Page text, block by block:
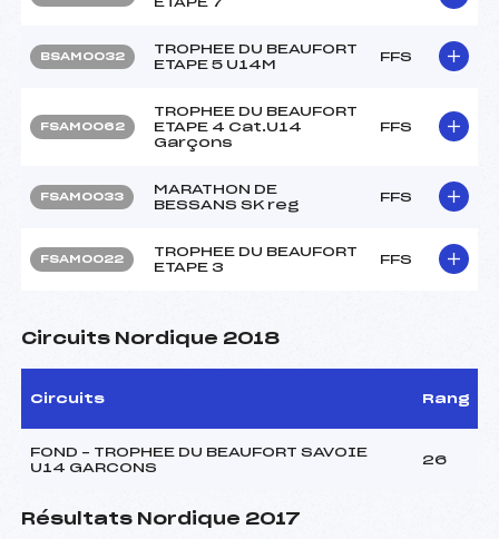
BSAM0032
TROPHEE DU BEAUFORT
ETAPE 5 U14M
FFS
FSAM0062
TROPHEE DU BEAUFORT
ETAPE 4 Cat.U14
Garçons
FFS
FSAM0033
MARATHON DE
BESSANS SK reg
FFS
FSAM0022
TROPHEE DU BEAUFORT
ETAPE 3
FFS
Circuits Nordique 2018
Circuits Rang
FOND – TROPHEE DU BEAUFORT SAVOIE
U14 GARCONS
26
Résultats Nordique 2017